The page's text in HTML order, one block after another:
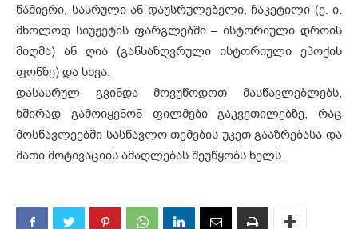
წამიერი, სასრული ან დაუსრულებელი, ჩაკეტილი (ე. ი.
მხოლოდ სიუჟეტის ფარგლებში – ისტორიული დროის
მიღმა) ან ღია (განსაზღვრული ისტორიული ეპოქის
ფონზე) და სხვა.
დასასრულ გვინდა მოვუწოდოთ მასწავლებლებს,
ხშირად გამოიყენონ ფილმები გაკვეთილებზე, რაც
მოსწავლეებში სასწავლო თემების უკეთ გააზრებასა და
მათი მოტივაციის ამაღლებას შეუწყობს ხელს.